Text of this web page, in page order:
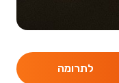
לתרומה